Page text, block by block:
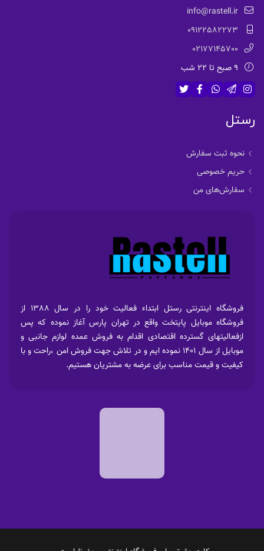
info@rastell.ir
09122582273
02177145700
9 صبح تا 22 شب
رستل
نحوه ثبت سفارش
حریم خصوصی
سفارش‌های من
فروشگاه اینترنتی رستل ابتداء فعالیت خود را در سال 1388 از
فروشگاه موبایل پایتخت واقع در تهران پارس آغاز نموده که پس
ازفعالیتهای گسترده اقتصادی اقدام به فروش عمده لوازم جانبی و
موبایل از سال 1401 نموده ایم و در تلاش جهت فروش امن ،راحت و با
کیفیت و قیمت مناسب برای عرضه به مشتریان هستیم.